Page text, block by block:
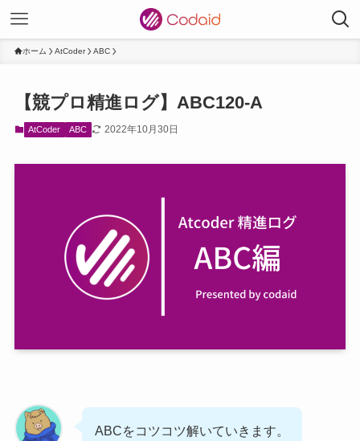
ホーム AtCoder ABC
【競プロ精進ログ】ABC120-A
AtCoder ABC 2022年10月30日
ABCをコツコツ解いていきます。